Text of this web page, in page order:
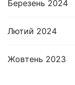
Березень 2024
Лютий 2024
Жовтень 2023